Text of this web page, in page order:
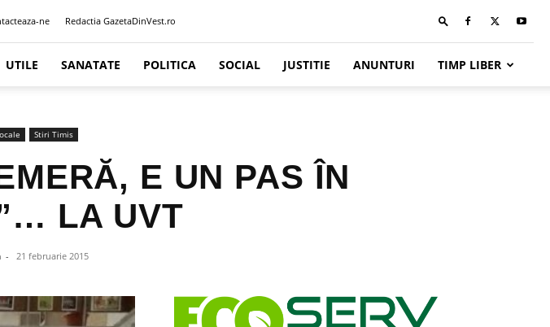
ne Redactia GazetaDinVest.ro
UTILE SANATATE POLITICA SOCIAL JUSTITIE ANUNTURI TIMP LIBER
Stiri Timis
E UN PAS ÎN
LA UVT
- 21 februarie 2015